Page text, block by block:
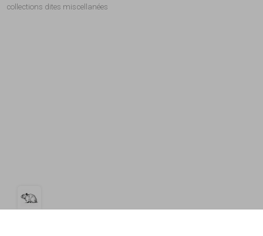
collections dites miscellanées
Open the cookie bar